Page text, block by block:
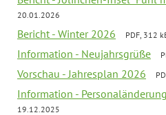
20.01.2026
Bericht - Winter 2026 PDF, 312
Information - Neujahrsgrüße
Vorschau - Jahresplan 2026
Information -
19.12.2025